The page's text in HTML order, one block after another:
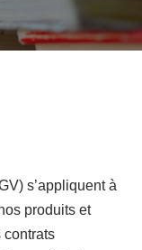
s’appliquent à
produits et
contrats